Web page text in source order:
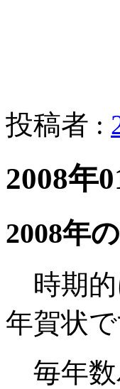
投稿者 :
2008年
2008年
時期的
年賀状
毎年数